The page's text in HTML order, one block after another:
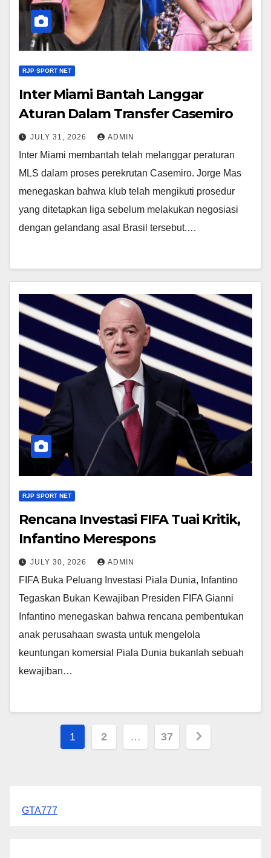
RJP SPORT NET
Inter Miami Bantah Langgar
Aturan Dalam Transfer Casemiro
JULY 31, 2026 ADMIN
Inter Miami membantah telah melanggar peraturan
MLS dalam proses perekrutan Casemiro. Jorge Mas
menegaskan bahwa klub telah mengikuti prosedur
yang ditetapkan liga sebelum melakukan negosiasi
dengan gelandang asal Brasil tersebut.…
RJP SPORT NET
Rencana Investasi FIFA Tuai Kritik,
Infantino Merespons
JULY 30, 2026 ADMIN
FIFA Buka Peluang Investasi Piala Dunia, Infantino
Tegaskan Bukan Kewajiban Presiden FIFA Gianni
Infantino menegaskan bahwa rencana pembentukan
anak perusahaan swasta untuk mengelola
keuntungan komersial Piala Dunia bukanlah sebuah
kewajiban…
Posts
1 2 … 37
GTA777